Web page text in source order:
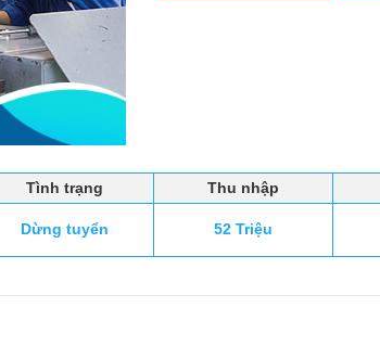
Tình trạng Thu nhập
Dừng tuyển 52 Triệu